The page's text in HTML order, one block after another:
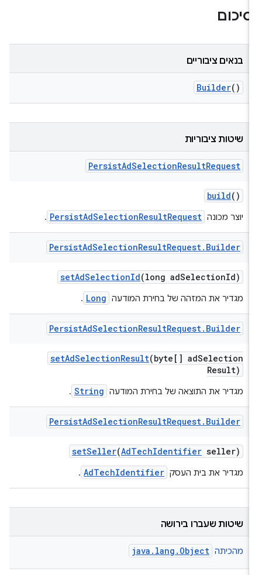
סיכום
בנאים ציבוריים
Builder
שיטות ציבוריות
PersistAdSelectionResultRequest
build
יוצר מכונה PersistAdSelectionResultRequest
.
PersistAdSelectionResultRequest.Builder
setAdSelectionId(long adSelectionId)
מגדיר את המזהה של בחירת המודעה Long
.
PersistAdSelectionResultRequest.Builder
setAdSelectionResult(byte[] adSelection
Result)
מגדיר את התוצאה של בחירת המודעה String
.
PersistAdSelectionResultRequest.Builder
setSeller(AdTechIdentifierseller)
מגדיר את בית העסק AdTechIdentifier
.
שיטות שעברו בירושה
מהכיתה java.lang.Object